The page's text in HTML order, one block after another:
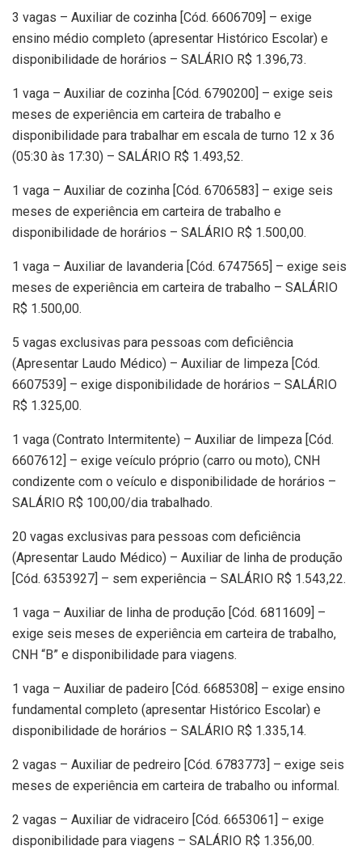
3 vagas – Auxiliar de cozinha [Cód. 6606709] – exige
ensino médio completo (apresentar Histórico Escolar) e
disponibilidade de horários – SALÁRIO R$ 1.396,73.
1 vaga – Auxiliar de cozinha [Cód. 6790200] – exige seis
meses de experiência em carteira de trabalho e
disponibilidade para trabalhar em escala de turno 12 x 36
(05:30 às 17:30) – SALÁRIO R$ 1.493,52.
1 vaga – Auxiliar de cozinha [Cód. 6706583] – exige seis
meses de experiência em carteira de trabalho e
disponibilidade de horários – SALÁRIO R$ 1.500,00.
1 vaga – Auxiliar de lavanderia [Cód. 6747565] – exige seis
meses de experiência em carteira de trabalho – SALÁRIO
R$ 1.500,00.
5 vagas exclusivas para pessoas com deficiência
(Apresentar Laudo Médico) – Auxiliar de limpeza [Cód.
6607539] – exige disponibilidade de horários – SALÁRIO
R$ 1.325,00.
1 vaga (Contrato Intermitente) – Auxiliar de limpeza [Cód.
6607612] – exige veículo próprio (carro ou moto), CNH
condizente com o veículo e disponibilidade de horários –
SALÁRIO R$ 100,00/dia trabalhado.
20 vagas exclusivas para pessoas com deficiência
(Apresentar Laudo Médico) – Auxiliar de linha de produção
[Cód. 6353927] – sem experiência – SALÁRIO R$ 1.543,22.
1 vaga – Auxiliar de linha de produção [Cód. 6811609] –
exige seis meses de experiência em carteira de trabalho,
CNH “B” e disponibilidade para viagens.
1 vaga – Auxiliar de padeiro [Cód. 6685308] – exige ensino
fundamental completo (apresentar Histórico Escolar) e
disponibilidade de horários – SALÁRIO R$ 1.335,14.
2 vagas – Auxiliar de pedreiro [Cód. 6783773] – exige seis
meses de experiência em carteira de trabalho ou informal.
2 vagas – Auxiliar de vidraceiro [Cód. 6653061] – exige
disponibilidade para viagens – SALÁRIO R$ 1.356,00.